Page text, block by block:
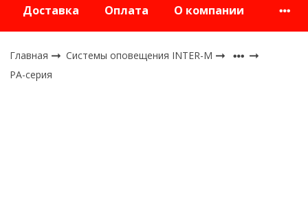
Доставка Оплата О компании
Главная
Системы оповещения INTER-M
PA-серия